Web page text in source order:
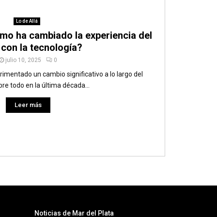
Lo de Allá
ha cambiado la experiencia del
la tecnología?
julio 10, 2025 0
un cambio significativo a lo largo del
todo en la última década...
Leer más
Noticias de Mar del Plata